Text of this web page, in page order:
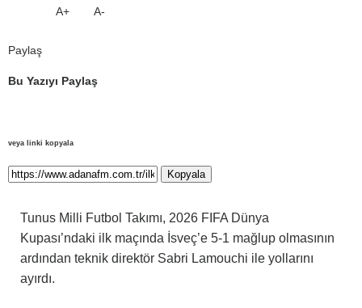
A+ A-
Paylaş
Bu Yazıyı Paylaş
veya linki kopyala
Kopyala
Tunus Milli Futbol Takımı, 2026 FIFA Dünya
Kupası’ndaki ilk maçında İsveç’e 5-1 mağlup olmasının
ardından teknik direktör Sabri Lamouchi ile yollarını
ayırdı.